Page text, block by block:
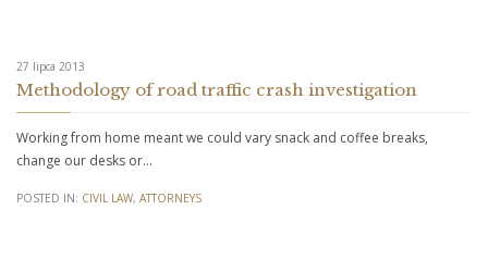
27 lipca 2013
Methodology of road traffic crash investigation
Working from home meant we could vary snack and coffee breaks,
change our desks or…
POSTED IN: CIVIL LAW, АTTORNEYS